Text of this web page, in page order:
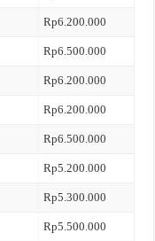
Rp6.200.000
Rp6.500.000
Rp6.200.000
Rp6.200.000
Rp6.500.000
Rp5.200.000
Rp5.300.000
Rp5.500.000